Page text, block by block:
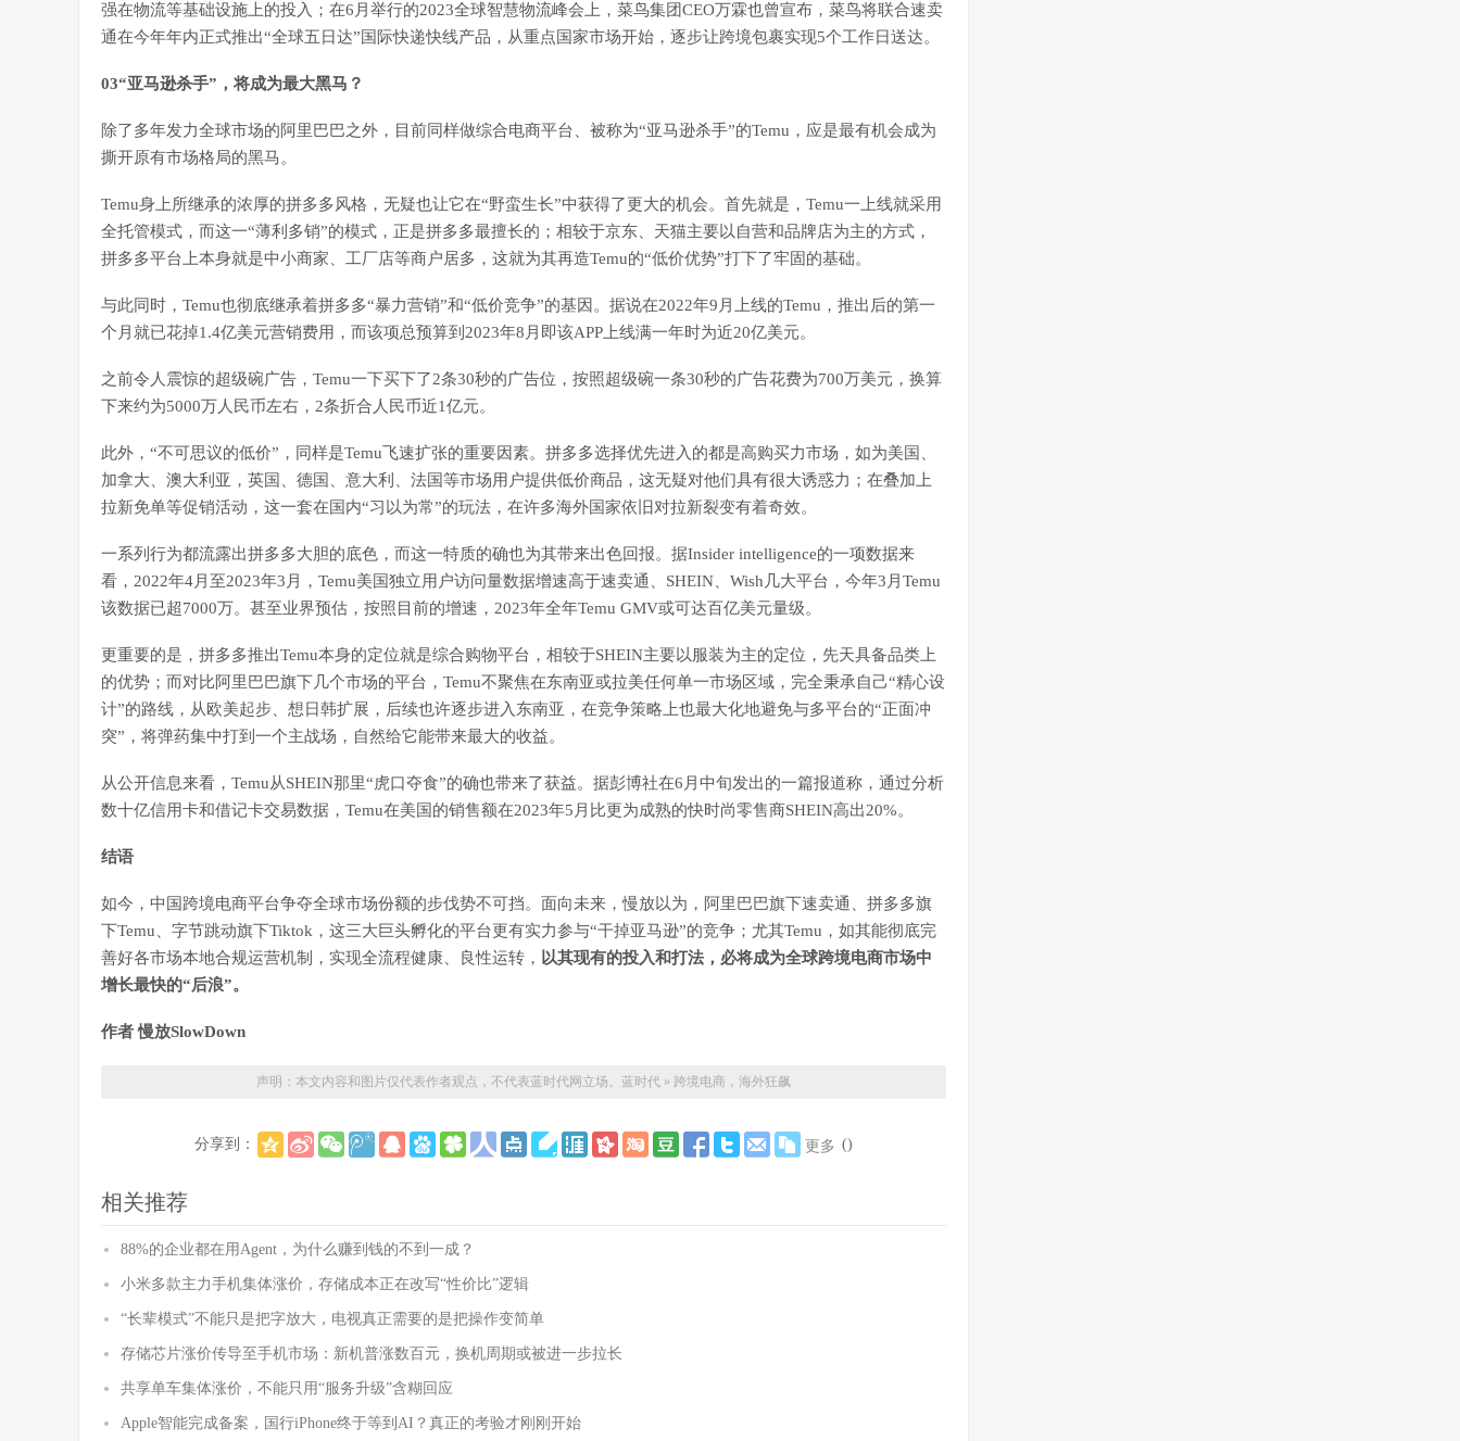
强在物流等基础设施上的投入；在6月举行的2023全球智慧物流峰会上，菜鸟集团CEO万霖也曾宣布，菜鸟将联合速卖
通在今年年内正式推出“全球五日达”国际快递快线产品，从重点国家市场开始，逐步让跨境包裹实现5个工作日送达。
03“亚马逊杀手”，将成为最大黑马？
除了多年发力全球市场的阿里巴巴之外，目前同样做综合电商平台、被称为“亚马逊杀手”的Temu，应是最有机会成为
撕开原有市场格局的黑马。
Temu身上所继承的浓厚的拼多多风格，无疑也让它在“野蛮生长”中获得了更大的机会。首先就是，Temu一上线就采用
全托管模式，而这一“薄利多销”的模式，正是拼多多最擅长的；相较于京东、天猫主要以自营和品牌店为主的方式，
拼多多平台上本身就是中小商家、工厂店等商户居多，这就为其再造Temu的“低价优势”打下了牢固的基础。
与此同时，Temu也彻底继承着拼多多“暴力营销”和“低价竞争”的基因。据说在2022年9月上线的Temu，推出后的第一
个月就已花掉1.4亿美元营销费用，而该项总预算到2023年8月即该APP上线满一年时为近20亿美元。
之前令人震惊的超级碗广告，Temu一下买下了2条30秒的广告位，按照超级碗一条30秒的广告花费为700万美元，换算
下来约为5000万人民币左右，2条折合人民币近1亿元。
此外，“不可思议的低价”，同样是Temu飞速扩张的重要因素。拼多多选择优先进入的都是高购买力市场，如为美国、
加拿大、澳大利亚，英国、德国、意大利、法国等市场用户提供低价商品，这无疑对他们具有很大诱惑力；在叠加上
拉新免单等促销活动，这一套在国内“习以为常”的玩法，在许多海外国家依旧对拉新裂变有着奇效。
一系列行为都流露出拼多多大胆的底色，而这一特质的确也为其带来出色回报。据Insider intelligence的一项数据来
看，2022年4月至2023年3月，Temu美国独立用户访问量数据增速高于速卖通、SHEIN、Wish几大平台，今年3月Temu
该数据已超7000万。甚至业界预估，按照目前的增速，2023年全年Temu GMV或可达百亿美元量级。
更重要的是，拼多多推出Temu本身的定位就是综合购物平台，相较于SHEIN主要以服装为主的定位，先天具备品类上
的优势；而对比阿里巴巴旗下几个市场的平台，Temu不聚焦在东南亚或拉美任何单一市场区域，完全秉承自己“精心设
计”的路线，从欧美起步、想日韩扩展，后续也许逐步进入东南亚，在竞争策略上也最大化地避免与多平台的“正面冲
突”，将弹药集中打到一个主战场，自然给它能带来最大的收益。
从公开信息来看，Temu从SHEIN那里“虎口夺食”的确也带来了获益。据彭博社在6月中旬发出的一篇报道称，通过分析
数十亿信用卡和借记卡交易数据，Temu在美国的销售额在2023年5月比更为成熟的快时尚零售商SHEIN高出20%。
结语
如今，中国跨境电商平台争夺全球市场份额的步伐势不可挡。面向未来，慢放以为，阿里巴巴旗下速卖通、拼多多旗
下Temu、字节跳动旗下Tiktok，这三大巨头孵化的平台更有实力参与“干掉亚马逊”的竞争；尤其Temu，如其能彻底完
善好各市场本地合规运营机制，实现全流程健康、良性运转， 以其现有的投入和打法，必将成为全球跨境电商市场中
增长最快的“后浪”。
作者 慢放SlowDown
声明：本文内容和图片仅代表作者观点，不代表蓝时代网立场。 蓝时代 » 跨境电商，海外狂飙
分享到： 更多 ()
相关推荐
88%的企业都在用Agent，为什么赚到钱的不到一成？
小米多款主力手机集体涨价，存储成本正在改写“性价比”逻辑
“长辈模式”不能只是把字放大，电视真正需要的是把操作变简单
存储芯片涨价传导至手机市场：新机普涨数百元，换机周期或被进一步拉长
共享单车集体涨价，不能只用“服务升级”含糊回应
Apple智能完成备案，国行iPhone终于等到AI？真正的考验才刚刚开始